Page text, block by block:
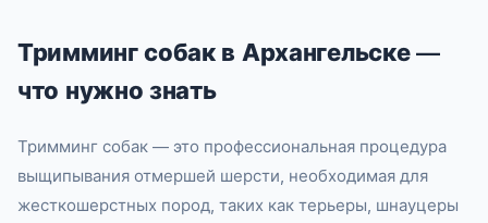
Тримминг собак в Архангельске —
что нужно знать
Тримминг собак — это профессиональная процедура
выщипывания отмершей шерсти, необходимая для
жесткошерстных пород, таких как терьеры, шнауцеры